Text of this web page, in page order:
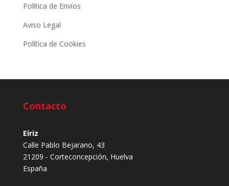
Política de Envíos
Aviso Legal
Política de Cookies
Contacto
Eíriz
Calle Pablo Bejarano, 43
21209 - Corteconcepción, Huelva
España